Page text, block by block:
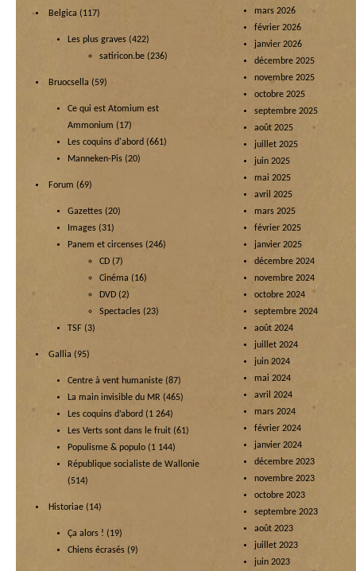
Belgica (117)
Les plus graves (422)
satiricon.be (236)
Bruocsella (59)
Ce qui est Atomium est
Ammonium (17)
Les coquins d'abord (661)
Manneken-Pis (20)
Forum (69)
Gazettes (20)
Images (31)
Panem et circenses (246)
CD (7)
Cinéma (16)
DVD (2)
Spectacles (23)
TSF (3)
Gallia (95)
Centre à vent humaniste (87)
La main invisible du MR (465)
Les coquins d’abord (1 264)
Les Verts sont dans le fruit (61)
Populisme & populo (1 144)
République socialiste de Wallonie
(514)
Historiae (14)
Ça alors ! (19)
Chiens écrasés (9)
mars 2026
février 2026
janvier 2026
décembre 2025
novembre 2025
octobre 2025
septembre 2025
août 2025
juillet 2025
juin 2025
mai 2025
avril 2025
mars 2025
février 2025
janvier 2025
décembre 2024
novembre 2024
octobre 2024
septembre 2024
août 2024
juillet 2024
juin 2024
mai 2024
avril 2024
mars 2024
février 2024
janvier 2024
décembre 2023
novembre 2023
octobre 2023
septembre 2023
août 2023
juillet 2023
juin 2023